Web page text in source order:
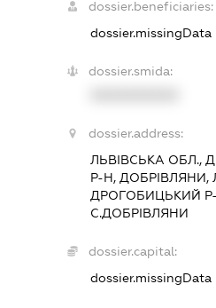
dossier.beneficiaries:
dossier.missingData
dossier.smida:
dossier.address:
ЛЬВІВСЬКА ОБЛ.,
Р-Н, ДОБРІВЛЯНИ,
ДРОГОБИЦЬКИЙ
С.ДОБРІВЛЯНИ
dossier.capital:
dossier.missingData